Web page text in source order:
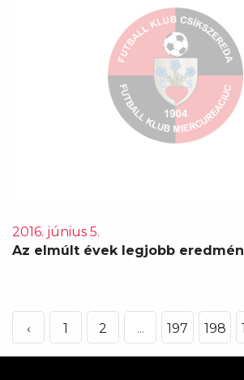
2016. június 5.
Az elmúlt évek legjobb
‹ 1 2 ... 197 198